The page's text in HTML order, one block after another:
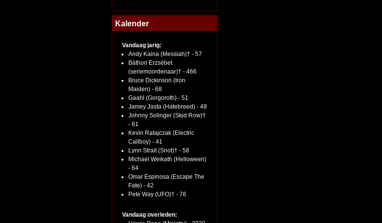
Kalender
Vandaag jarig:
Andy Kaina (Messiah)† - 57
Báthori Erzsébet
(seriemoordenaar)† - 466
Bruce Dickinson (Iron
Maiden) - 68
Gaahl (Gorgoroth) - 51
Jamey Jasta (Hatebreed) - 49
Johnny Solinger (Skid Row)†
- 61
Kevin Ratajczak (Electric
Callboy) - 41
Lynn Strait (Snot)† - 58
Michael Weikath (Helloween)
- 64
Omar Espinosa (Escape The
Fate) - 42
Pete Way (UFO)† - 76
Vandaag overleden: